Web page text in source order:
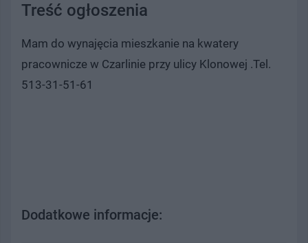
Treść ogłoszenia
Mam do wynajęcia mieszkanie na kwatery
pracownicze w Czarlinie przy ulicy Klonowej .Tel.
513-31-51-61
Dodatkowe informacje: